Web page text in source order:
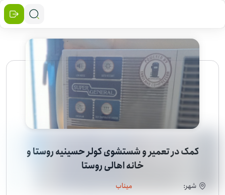
کمک در تعمیر و شستشوی کولر حسینیه روستا و
خانه اهالی روستا
شهر:
میناب